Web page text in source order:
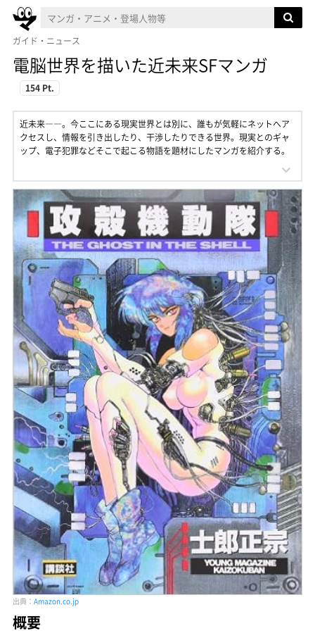
ガイド・ニュース
電脳世界を描いた近未来SFマンガ
154 Pt.
近未来――。今ここにある現実世界とは別に、誰もが気軽にネットへア
クセスし、情報を引き出したり、干渉したりできる世界。現実とのギャ
ップ、電子犯罪などそこで起こる物語を題材にしたマンガを紹介する。
出典： Amazon.co.jp
概要